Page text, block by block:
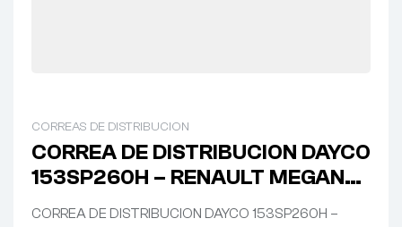
CORREAS DE DISTRIBUCION
CORREA DE DISTRIBUCION DAYCO
153SP260H – RENAULT MEGANE
KANGOO 1.9
CORREA DE DISTRIBUCION DAYCO 153SP260H –